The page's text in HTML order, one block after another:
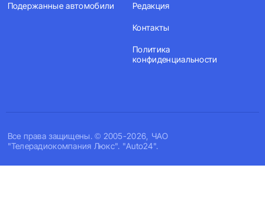
Все права защищены. © 2005-2026, ЧАО
"Телерадиокомпания Люкс". "Auto24".
Подержанные автомобили Редакция
Контакты
Политика
конфиденциальности